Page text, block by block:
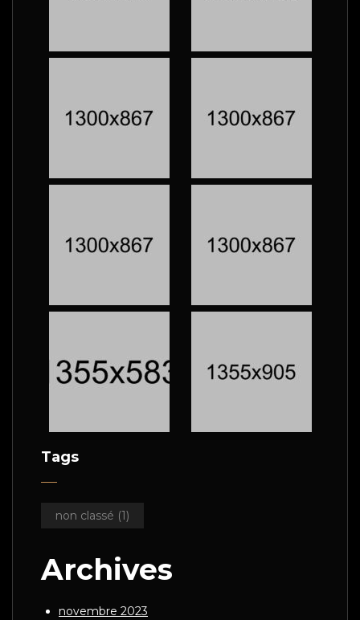
Tags
non classé (1)
Archives
novembre 2023